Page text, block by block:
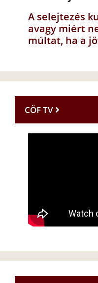
A selejtezés
avagy miért
múltat, ha a
CÖF TV